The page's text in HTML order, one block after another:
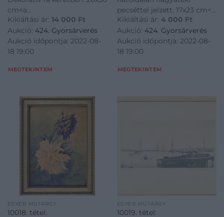
cm<a
href="https://www.darabanth.com/hu/gyorsarveres/424/
es-grafikak/Festmenyek-es-
grafikak~500001/Bocsak-
Krisztina-1964-Taj-Olaj-
Kikiáltási ár: 14 000 Ft
Aukció: 424. Gyorsárverés
Aukció időpontja: 2022-08-
18 19:00
MEGTEKINTEM
pecséttel jelzett. 17x23 cm<a
href="https://
es-grafikak/Festmenyek-es-
grafikak~500001/Bod-
Laszlo-1920-2001-Passigna
Kikiáltási ár: 4 000 Ft
Aukció: 424. Gyorsárverés
Aukció időpontja: 2022-08-
18 19:00
MEGTEKINTEM
EGYÉB MŰTÁRGY
10018. tétel:
EGYÉB MŰTÁRGY
10019. tétel: